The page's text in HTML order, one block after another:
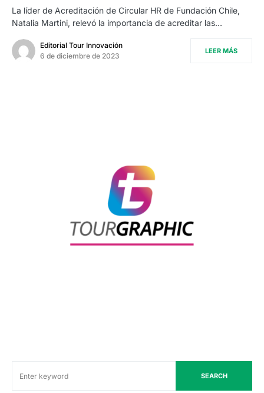
La líder de Acreditación de Circular HR de Fundación Chile,
Natalia Martini, relevó la importancia de acreditar las…
Editorial Tour Innovación
6 de diciembre de 2023
LEER MÁS
SEARCH